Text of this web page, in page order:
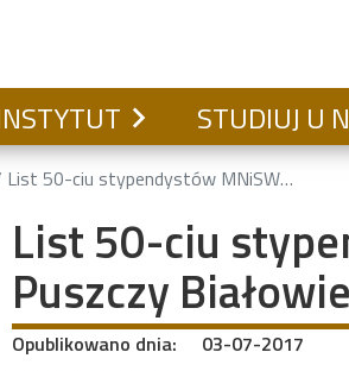
STUDIUJ U
List 50-ciu stypendystów MNiSW w sprawie Puszczy Białowieskiej
List 50-ciu
Puszczy
Opublikowano dnia:
03-07-2017